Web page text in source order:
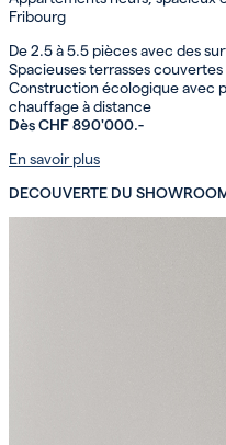
Fribourg
De 2.5 à 5.5 pièces avec des
Spacieuses terrasses couvertes
Construction écologique avec
chauffage à distance
Dès CHF 890'000.-
En savoir plus
DECOUVERTE DU